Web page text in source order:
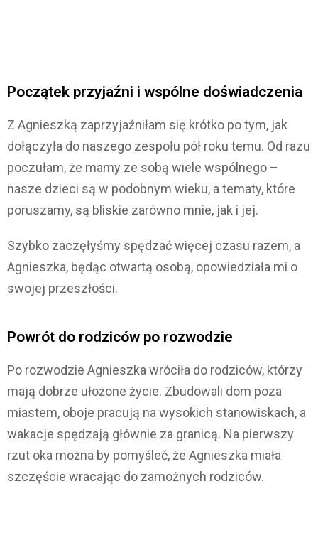
Początek przyjaźni i wspólne doświadczenia
Z Agnieszką zaprzyjaźniłam się krótko po tym, jak
dołączyła do naszego zespołu pół roku temu. Od razu
poczułam, że mamy ze sobą wiele wspólnego –
nasze dzieci są w podobnym wieku, a tematy, które
poruszamy, są bliskie zarówno mnie, jak i jej.
Szybko zaczęłyśmy spędzać więcej czasu razem, a
Agnieszka, będąc otwartą osobą, opowiedziała mi o
swojej przeszłości.
Powrót do rodziców po rozwodzie
Po rozwodzie Agnieszka wróciła do rodziców, którzy
mają dobrze ułożone życie. Zbudowali dom poza
miastem, oboje pracują na wysokich stanowiskach, a
wakacje spędzają głównie za granicą. Na pierwszy
rzut oka można by pomyśleć, że Agnieszka miała
szczęście wracając do zamożnych rodziców.